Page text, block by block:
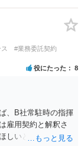
た場合には芸能活
こと（優越的地位
同様のことが言え
上問題となり得ま
反となるかどうか
なる。例えば，優
否かは，課される
，与える不利益の
な協議が⾏われた
指摘もなされてい
的に検討して行く
ようであれば、弁
#業務委託契約
役にたった 8
、B社常駐時の指揮
雇用契約と解釈さ
しいと先方が求め